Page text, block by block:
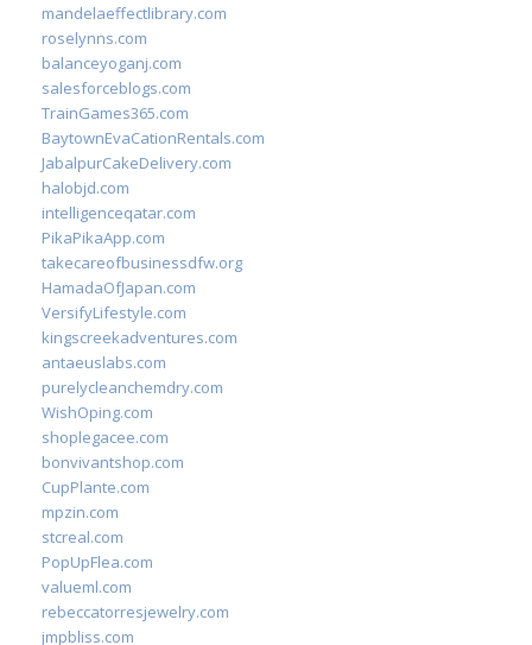
mandelaeffectlibrary.com
roselynns.com
balanceyoganj.com
salesforceblogs.com
TrainGames365.com
BaytownEvaCationRentals.com
JabalpurCakeDelivery.com
halobjd.com
intelligenceqatar.com
PikaPikaApp.com
takecareofbusinessdfw.org
HamadaOfJapan.com
VersifyLifestyle.com
kingscreekadventures.com
antaeuslabs.com
purelycleanchemdry.com
WishOping.com
shoplegacee.com
bonvivantshop.com
CupPlante.com
mpzin.com
stcreal.com
PopUpFlea.com
valueml.com
rebeccatorresjewelry.com
jmpbliss.com